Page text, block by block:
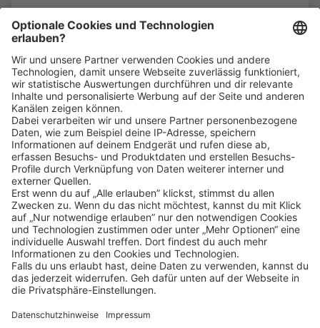
Bin ich für die Stelle geeignet?
Klickehier, um alle offenen Jobs zu sehen.
Impressum Datenschutz
Privatsphäre-Einstellungen
FAQ
Veranstaltungen
Sitemap